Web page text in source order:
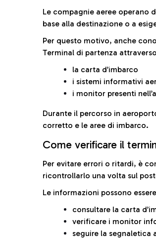
Le compagnie aeree operano
base alla destinazione o a
Per questo motivo, anche
Terminal di partenza
la carta d’imbarco
i sistemi informativi
i monitor presenti
Durante il percorso in
corretto e le aree di imbarco.
Come verificare il
Per evitare errori o ritardi, è
ricontrollarlo una volta sul
Le informazioni possono
consultare la carta
verificare i monitor
seguire la segnaletica